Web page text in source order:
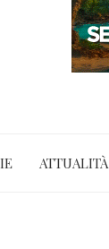
ATTUALITÀ